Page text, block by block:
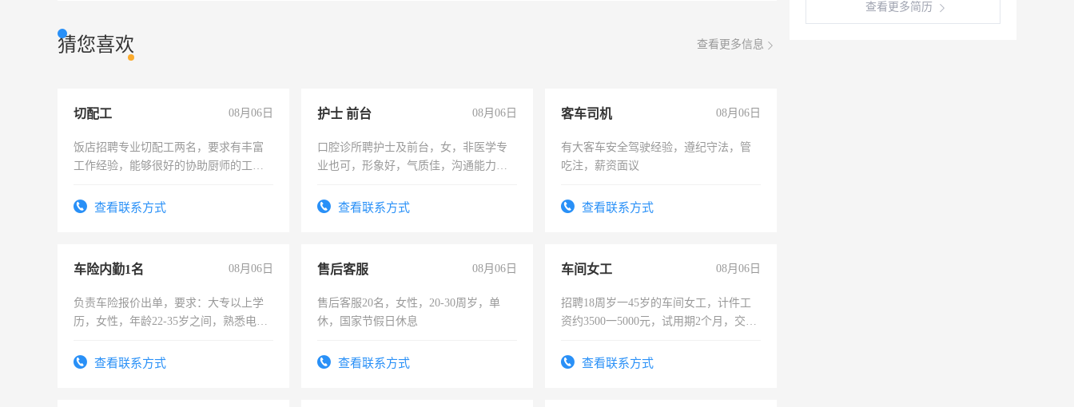
猜您喜欢 查看更多信息
切配工 08月06日
饭店招聘专业切配工两名，要求有丰富
工作经验，能够很好的协助厨师的工
4500。查看联系方式
护士 前台 08月06日
口腔诊所聘护士及前台，女，非医学专
业也可，形象好，气质佳，沟通能力
查看联系方式
客车司机 08月06日
有大客车安全驾驶经验，遵纪守法，管
吃注，薪资面议
查看联系方式
车险内勤1名 08月06日
负责车险报价出单，要求：大专以上学
历，女性，年龄22-35岁之间，熟悉电脑
试用期1-3个月，转正后交纳五险，
查看联系方式
售后客服 08月06日
售后客服20名，女性，20-30周岁，单
休，国家节假日休息
查看联系方式
车间女工 08月06日
招聘18周岁一45岁的车间女工，计件工
资约3500一5000元，试用期2个月，交五
查看联系方式
查看更多简历